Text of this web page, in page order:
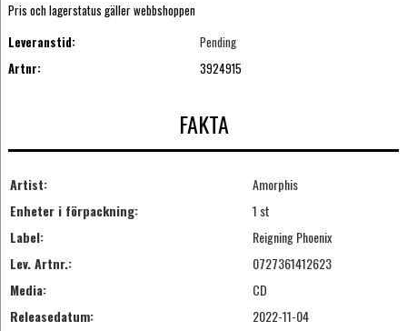
Pris och lagerstatus gäller webbshoppen
Leveranstid:
Pending
Artnr:
3924915
FAKTA
Artist:
Amorphis
Enheter i förpackning:
1 st
Label:
Reigning Phoenix
Lev. Artnr.:
0727361412623
Media:
CD
Releasedatum:
2022-11-04